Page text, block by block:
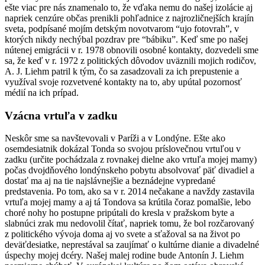
ešte viac pre nás znamenalo to, že vďaka nemu do našej izolácie aj
napriek cenzúre občas prenikli pohľadnice z najrozličnejších krajín
sveta, podpísané mojím detským novotvarom “ujo fotovrah”, v
ktorých nikdy nechýbal pozdrav pre “bábiku”. Keď sme po našej
nútenej emigrácii v r. 1978 obnovili osobné kontakty, dozvedeli sme
sa, že keď v r. 1972 z politických dôvodov uväznili mojich rodičov,
A. J. Liehm patril k tým, čo sa zasadzovali za ich prepustenie a
využíval svoje rozvetvené kontakty na to, aby upútal pozornosť
médií na ich prípad.
Vzácna vrtuľa v zadku
Neskôr sme sa navštevovali v Paríži a v Londýne. Ešte ako
osemdesiatnik dokázal Tonda so svojou príslovečnou vrtuľou v
zadku (určite pochádzala z rovnakej dielne ako vrtuľa mojej mamy)
počas dvojdňového londýnskeho pobytu absolvovať päť divadiel a
dostať ma aj na tie najslávnejšie a beznádejne vypredané
predstavenia. Po tom, ako sa v r. 2014 nečakane a navždy zastavila
vrtuľa mojej mamy a aj tá Tondova sa krútila čoraz pomalšie, lebo
choré nohy ho postupne pripútali do kresla v pražskom byte a
slabnúci zrak mu nedovolil čítať, napriek tomu, že bol rozčarovaný
z politického vývoja doma aj vo svete a sťažoval sa na život po
deväťdesiatke, neprestával sa zaujímať o kultúrne dianie a divadelné
úspechy mojej dcéry. Našej malej rodine bude Antonín J. Liehm